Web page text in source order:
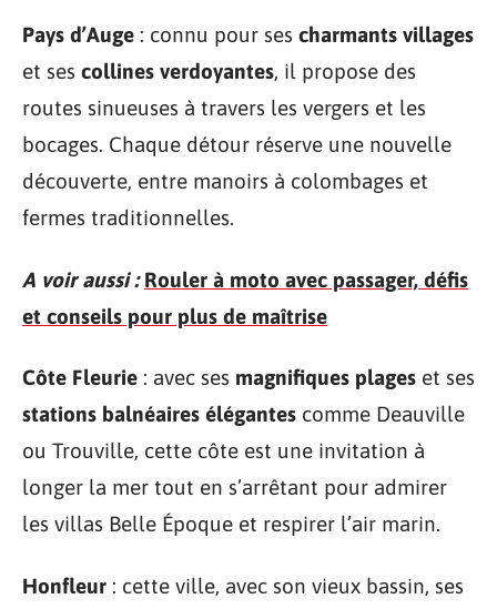
Pays d’Auge : connu pour ses charmants villages
et ses collines verdoyantes, il propose des
routes sinueuses à travers les vergers et les
bocages. Chaque détour réserve une nouvelle
découverte, entre manoirs à colombages et
fermes traditionnelles.
A voir aussi : Rouler à moto avec passager, défis
et conseils pour plus de maîtrise
Côte Fleurie : avec ses magnifiques plages et ses
stations balnéaires élégantes comme Deauville
ou Trouville, cette côte est une invitation à
longer la mer tout en s’arrêtant pour admirer
les villas Belle Époque et respirer l’air marin.
Honfleur : cette ville, avec son vieux bassin, ses